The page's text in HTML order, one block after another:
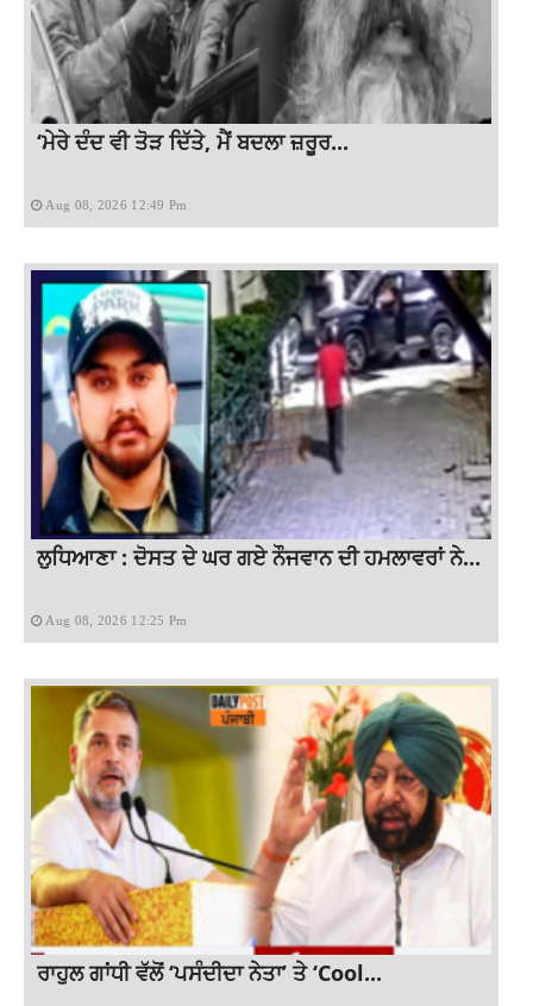
‘ਮੇਰੇ ਦੰਦ ਵੀ ਤੋੜ ਦਿੱਤੇ, ਮੈਂ ਬਦਲਾ ਜ਼ਰੂਰ...
Aug 08, 2026 12:49 Pm
ਲੁਧਿਆਣਾ : ਦੋਸਤ ਦੇ ਘਰ ਗਏ ਨੌਜਵਾਨ ਦੀ ਹਮਲਾਵਰਾਂ ਨੇ...
Aug 08, 2026 12:25 Pm
ਰਾਹੁਲ ਗਾਂਧੀ ਵੱਲੋਂ ‘ਪਸੰਦੀਦਾ ਨੇਤਾ’ ਤੇ ‘Cool...